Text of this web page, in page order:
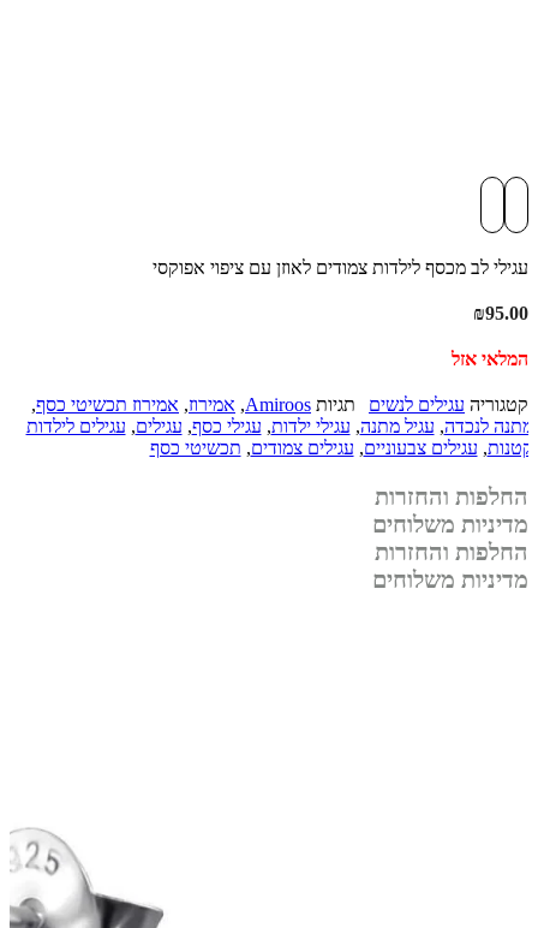
עגילי לב מכסף לילדות צמודים לאוזן עם ציפוי אפוקסי
₪95.00
המלאי אזל
קטגוריה עגילים לנשים תגיות Amiroos
, אמירוז, אמירוז תכשיטי כסף,
מתנה לנכדה, עגיל מתנה, עגילי ילדות, עגילי כסף, עגילים, עגילים לילדות
קטנות, עגילים צבעוניים, עגילים צמודים, תכשיטי כסף
החלפות והחזרות
מדיניות משלוחים
החלפות והחזרות
מדיניות משלוחים